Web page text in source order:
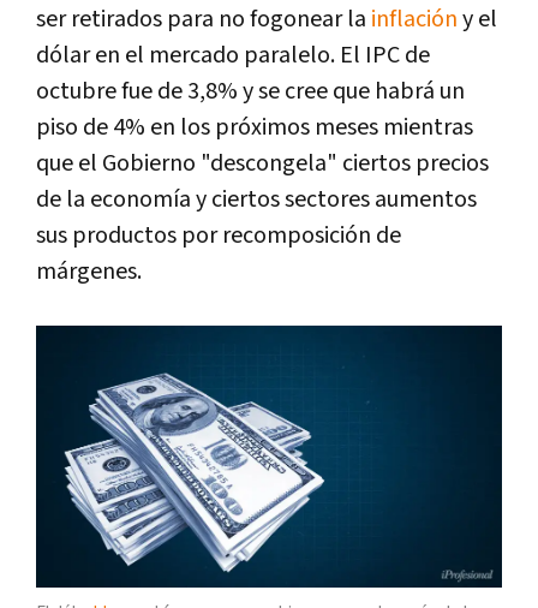
ser retirados para no fogonear la inflacióny el
dólar en el mercado paralelo. El IPC de
octubre fue de 3,8% y se cree que habrá un
piso de 4% en los próximos meses mientras
que el Gobierno "descongela" ciertos precios
de la economía y ciertos sectores aumentos
sus productos por recomposición de
márgenes.